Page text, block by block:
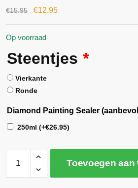
€15.95 €12.95
Op voorraad
Steentjes *
Vierkante
Ronde
Diamond Painting Sealer
250ml (+€26.95)
Toevoegen